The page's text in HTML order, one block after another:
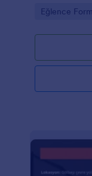
Go to
Eğlence